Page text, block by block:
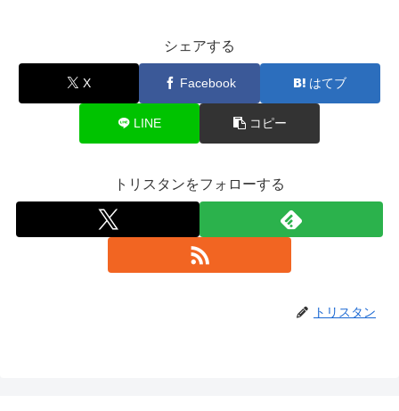
シェアする
X Facebook はてブ
LINE コピー
トリスタンをフォローする
トリスタン